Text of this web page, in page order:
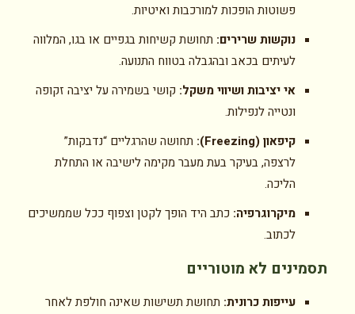
פשוטות הופכות למורכבות ואיטיות.
נוקשות שרירים: תחושת קשיחות בגפיים או בגו, המלווה
לעיתים בכאב ובהגבלה בטווח התנועה.
אי יציבות ושיווי משקל: קושי בשמירה על יציבה זקופה
ונטייה לנפילות.
קיפאון (Freezing):
תחושה שהרגליים “נדבקות”
לרצפה, בעיקר בעת מעבר מקימה לישיבה או התחלת
הליכה.
מיקרוגרפיה: כתב היד הופך לקטן וצפוף ככל שממשיכים
לכתוב.
תסמינים לא מוטוריים
עייפות כרונית: תחושת תשישות שאינה חולפת לאחר